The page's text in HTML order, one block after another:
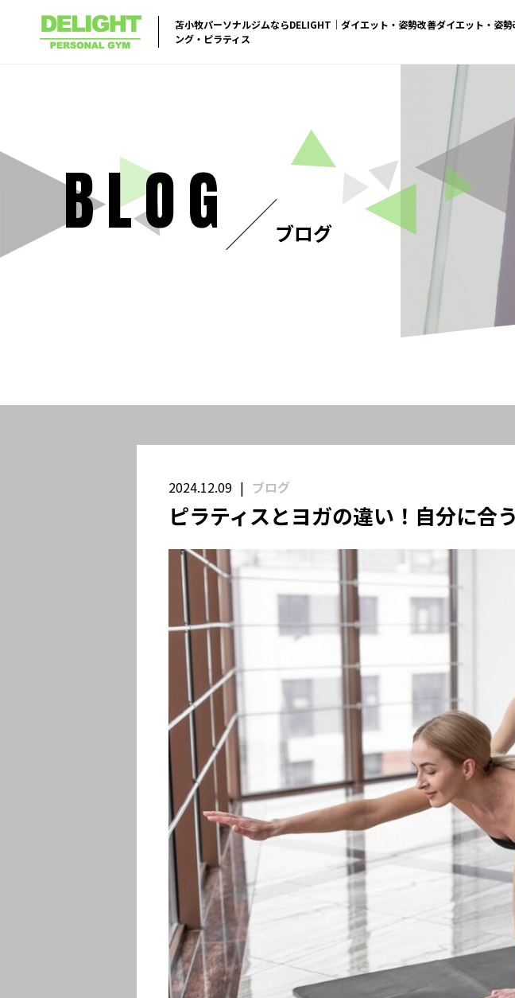
苫小牧パーソナルジムならDELIGHT｜ダイエット・姿勢改善ダイエット・姿
ング・ピラティス
BLOG ブログ
2024.12.09 ブログ
ピラティスとヨガの違い！自分に合